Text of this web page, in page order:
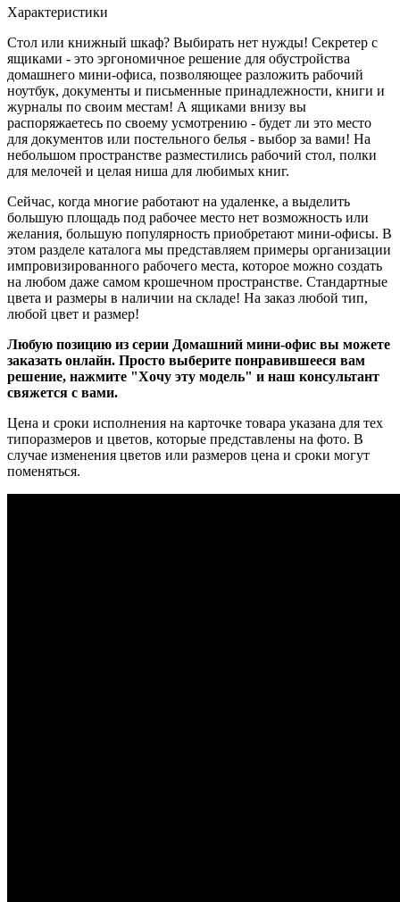
Характеристики
Стол или книжный шкаф? Выбирать нет нужды! Секретер с
ящиками - это эргономичное решение для обустройства
домашнего мини-офиса, позволяющее разложить рабочий
ноутбук, документы и письменные принадлежности, книги и
журналы по своим местам! А ящиками внизу вы
распоряжаетесь по своему усмотрению - будет ли это место
для документов или постельного белья - выбор за вами! На
небольшом пространстве разместились рабочий стол, полки
для мелочей и целая ниша для любимых книг.
Сейчас, когда многие работают на удаленке, а выделить
большую площадь под рабочее место нет возможность или
желания, большую популярность приобретают мини-офисы. В
этом разделе каталога мы представляем примеры организации
импровизированного рабочего места, которое можно создать
на любом даже самом крошечном пространстве. Стандартные
цвета и размеры в наличии на складе! На заказ любой тип,
любой цвет и размер!
Любую позицию из серии Домашний мини-офис вы можете
заказать онлайн. Просто выберите понравившееся вам
решение, нажмите "Хочу эту модель" и наш консультант
свяжется с вами.
Цена и сроки исполнения на карточке товара указана для тех
типоразмеров и цветов, которые представлены на фото. В
случае изменения цветов или размеров цена и сроки могут
поменяться.